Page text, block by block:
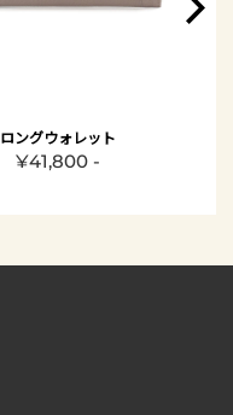
ロングウォレット
¥41,800 -